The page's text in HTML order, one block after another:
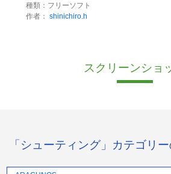
種類：フリーソフト
作者： shinichiro.h
スクリーンショ
「シューティング」カテゴリ